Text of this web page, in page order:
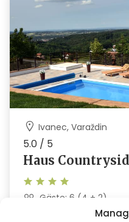
Ivanec, Varaždin
5.0 / 5
Haus
Gäste: 6 (4 + 2)
Swimmingpool